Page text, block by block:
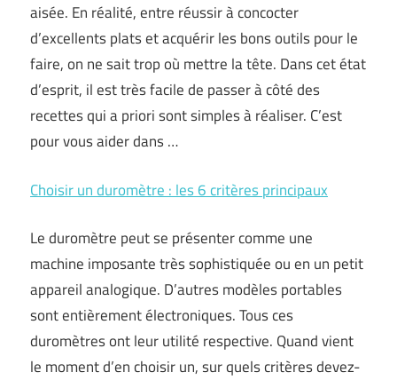
aisée. En réalité, entre réussir à concocter
d’excellents plats et acquérir les bons outils pour le
faire, on ne sait trop où mettre la tête. Dans cet état
d’esprit, il est très facile de passer à côté des
recettes qui a priori sont simples à réaliser. C’est
pour vous aider dans …
Choisir un duromètre : les 6 critères principaux
Le duromètre peut se présenter comme une
machine imposante très sophistiquée ou en un petit
appareil analogique. D’autres modèles portables
sont entièrement électroniques. Tous ces
duromètres ont leur utilité respective. Quand vient
le moment d’en choisir un, sur quels critères devez-